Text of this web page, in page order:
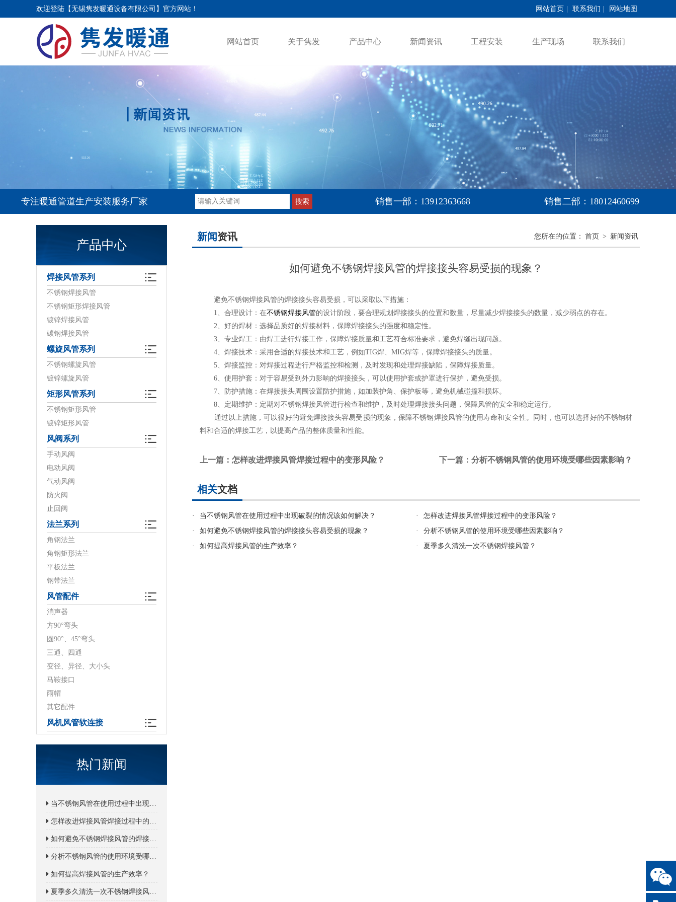
欢迎登陆【无锡隽发暖通设备有限公司】官方网站！ 网站首页 联系我们 网站地图
网站首页 关于隽发 产品中心 新闻资讯 工程安装 生产现场 联系我们
专注暖通管道生产安装服务厂家 销售一部：13912363668 销售二部：18012460699
产品中心
焊接风管系列
不锈钢焊接风管
不锈钢矩形焊接风管
镀锌焊接风管
碳钢焊接风管
螺旋风管系列
不锈钢螺旋风管
镀锌螺旋风管
矩形风管系列
不锈钢矩形风管
镀锌矩形风管
风阀系列
手动风阀
电动风阀
气动风阀
防火阀
止回阀
法兰系列
角钢法兰
角钢矩形法兰
平板法兰
钢带法兰
风管配件
消声器
方90°弯头
圆90°、45°弯头
三通、四通
变径、异径、大小头
马鞍接口
雨帽
其它配件
风机风管软连接
热门新闻
当不锈钢风管在使用过程中出现破裂的情况该如何解决？
怎样改进焊接风管焊接过程中的变形风险？
如何避免不锈钢焊接风管的焊接接头容易受损的现象？
分析不锈钢风管的使用环境受哪些因素影响？
如何提高焊接风管的生产效率？
夏季多久清洗一次不锈钢焊接风管？
新闻资讯 您所在的位置： 首页 > 新闻资讯
如何避免不锈钢焊接风管的焊接接头容易受损的现象？
避免不锈钢焊接风管的焊接接头容易受损，可以采取以下措施：
1、合理设计：在不锈钢焊接风管的设计阶段，要合理规划焊接接头的位置和数量，尽量减少焊接接头的数量，减少弱点的存在。
2、好的焊材：选择品质好的焊接材料，保障焊接接头的强度和稳定性。
3、专业焊工：由焊工进行焊接工作，保障焊接质量和工艺符合标准要求，避免焊缝出现问题。
4、焊接技术：采用合适的焊接技术和工艺，例如TIG焊、MIG焊等，保障焊接接头的质量。
5、焊接监控：对焊接过程进行严格监控和检测，及时发现和处理焊接缺陷，保障焊接质量。
6、使用护套：对于容易受到外力影响的焊接接头，可以使用护套或护罩进行保护，避免受损。
7、防护措施：在焊接接头周围设置防护措施，如加装护角、保护板等，避免机械碰撞和损坏。
8、定期维护：定期对不锈钢焊接风管进行检查和维护，及时处理焊接接头问题，保障风管的安全和稳定运行。
通过以上措施，可以很好的避免焊接接头容易受损的现象，保障不锈钢焊接风管的使用寿命和安全性。同时，也可以选择好的不锈钢材
料和合适的焊接工艺，以提高产品的整体质量和性能。
上一篇 ：怎样改进焊接风管焊接过程中的变形风险？ 下一篇 ：分析不锈钢风管的使用环境受哪些因素影响？
相关文档
· 当不锈钢风管在使用过程中出现破裂的情况该如何解决？ ·
怎样改进焊接风管焊接过程中的变形风险？
·
如何避免不锈钢焊接风管的焊接接头容易受损的现象？ ·
分析不锈钢风管的使用环境受哪些因素影响？
·
如何提高焊接风管的生产效率？ · 夏季多久清洗一次不锈钢焊接风管？